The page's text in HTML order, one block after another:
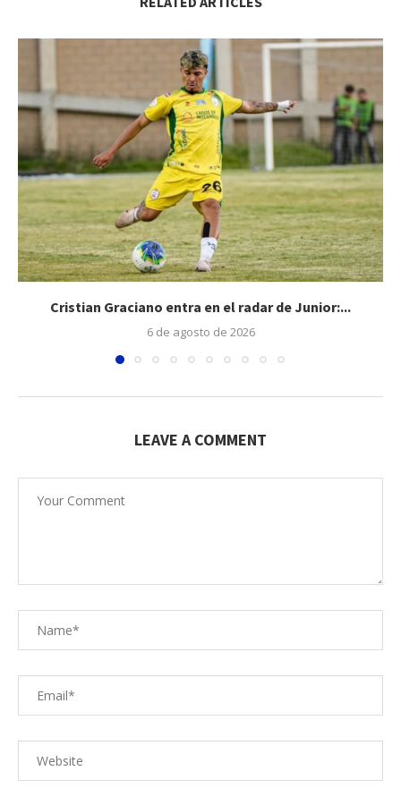
Cristian Graciano entra en el radar de Junior:...
6 de agosto de 2026
LEAVE A COMMENT